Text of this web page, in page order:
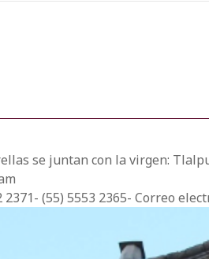
se juntan con la virgen:
2371- (55) 5553 2365- Correo